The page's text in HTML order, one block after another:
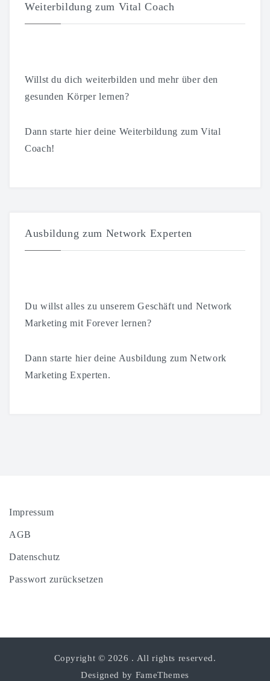
Weiterbildung zum Vital Coach
Willst du dich weiterbilden und mehr über den
gesunden Körper lernen?
Dann starte hier deine Weiterbildung zum Vital
Coach!
Ausbildung zum Network Experten
Du willst alles zu unserem Geschäft und Network
Marketing mit Forever lernen?
Dann starte hier deine Ausbildung zum Network
Marketing Experten.
Impressum
AGB
Datenschutz
Passwort zurücksetzen
Copyright © 2026 . All rights reserved.
Designed by FameThemes